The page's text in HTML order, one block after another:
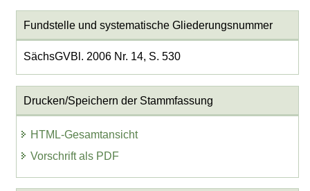
Fundstelle und systematische Gliederungsnummer
SächsGVBl. 2006 Nr. 14, S. 530
Drucken/Speichern der Stammfassung
HTML-Gesamtansicht
Vorschrift als PDF